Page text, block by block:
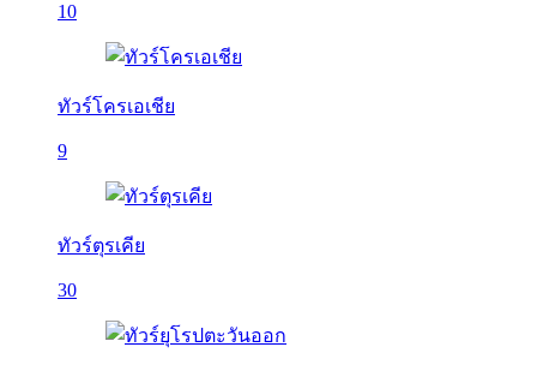
10
ทัวร์โครเอเชีย
9
ทัวร์ตุรเคีย
30